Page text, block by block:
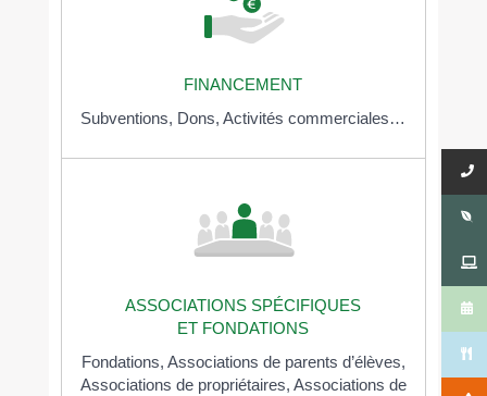
FINANCEMENT
Subventions, Dons,Activités commerciales…
ASSOCIATIONS SPÉCIFIQUES
ET FONDATIONS
Fondations, Associations de parents d’élèves,
Associations de propriétaires, Associations de